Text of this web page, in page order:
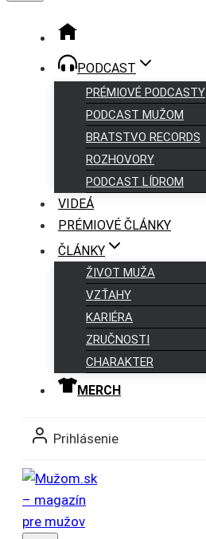
PODCAST
PRÉMIOVÉ PODCASTY
PODCAST MUŽOM
BRATSTVO RECORDS
ROZHOVORY
PODCAST LÍDROM
VIDEÁ
PRÉMIOVÉ ČLÁNKY
ČLÁNKY
ŽIVOT MUŽA
VZŤAHY
KARIÉRA
ZRUČNOSTI
CHARAKTER
MERCH
Prihlásenie